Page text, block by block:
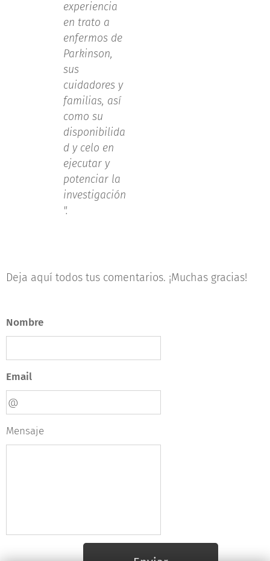
experiencia
en trato a
enfermos de
Parkinson,
sus
cuidadores y
familias, así
como su
disponibilida
d y celo en
ejecutar y
potenciar la
investigación
".
Deja aquí todos tus comentarios. ¡Muchas gracias!
Nombre
Email
Mensaje